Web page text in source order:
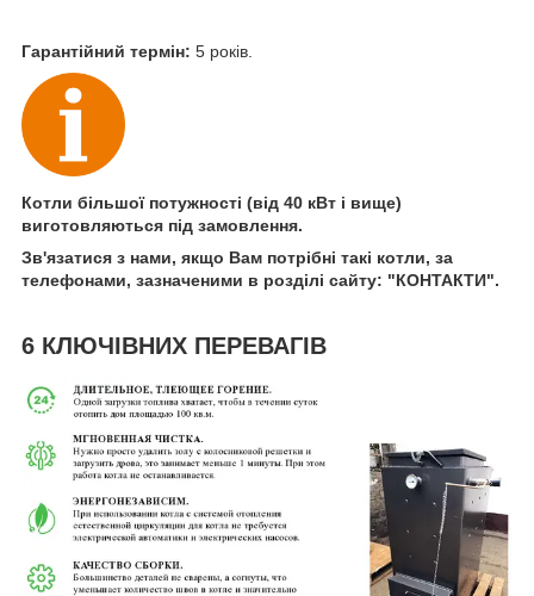
Гарантійний термін: 5 років.
Котли більшої потужності (від 40 кВт і вище)
виготовляються під замовлення.
Зв'язатися з нами, якщо Вам потрібні такі котли, за
телефонами, зазначеними в розділі сайту: "КОНТАКТИ".
6 КЛЮЧІВНИХ ПЕРЕВАГІВ